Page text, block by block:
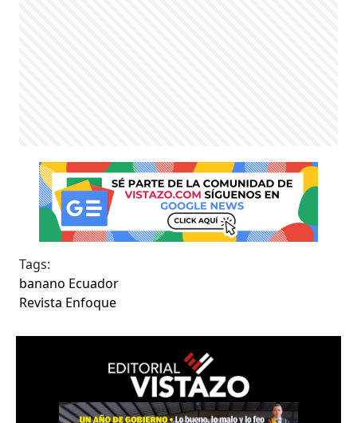
Tags:
banano Ecuador
Revista Enfoque